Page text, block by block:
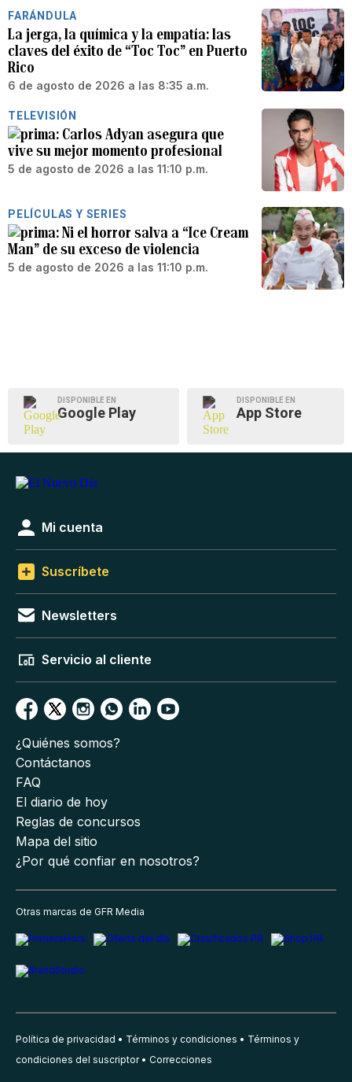
FARÁNDULA
La jerga, la química y la empatía: las
claves del éxito de “Toc Toc” en Puerto
Rico
6 de agosto de 2026 a las 8:35 a.m.
TELEVISIÓN
Carlos Adyan asegura que
vive su mejor momento profesional
5 de agosto de 2026 a las 11:10 p.m.
PELÍCULAS Y SERIES
Ni el horror salva a “Ice Cream
Man” de su exceso de violencia
5 de agosto de 2026 a las 11:10 p.m.
DISPONIBLE EN
Google Play
DISPONIBLE EN
App Store
Mi cuenta
Suscríbete
Newsletters
Servicio al cliente
¿Quiénes somos?
Contáctanos
FAQ
El diario de hoy
Reglas de concursos
Mapa del sitio
¿Por qué confiar en nosotros?
Otras marcas de GFR Media
Política de privacidad Términos y condiciones
Términos y
condiciones del suscriptor
Correcciones